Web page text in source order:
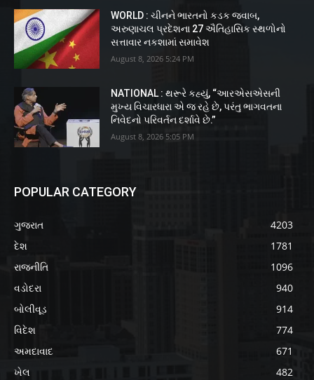
WORLD : ચીનને ભારતનો કડક જવાબ,
અરુણાચલ પ્રદેશના 27 ઐતિહાસિક સ્થળોનો
સત્તાવાર નકશામાં સમાવેશ
August 8, 2026 5:24 PM
NATIONAL : થરૂરે કહ્યું, “આરએસએસની
મુખ્ય વિચારધારા એ જ રહે છે, પરંતુ ભાગવતના
નિવેદનો પરિવર્તન દર્શાવે છે.”
August 8, 2026 5:05 PM
POPULAR CATEGORY
ગુજરાત
4203
દેશ
1781
રાજનીતિ
1096
વડોદરા
940
બોલીવૂડ
914
વિદેશ
774
અમદાવાદ
671
ખેલ
482